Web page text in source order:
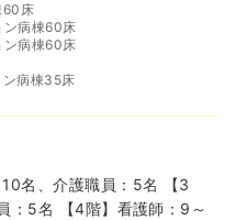
60床
病棟60床
病棟60床
病棟35床
名、介護職員：5名 【3
：5名 【4階】看護師：9～